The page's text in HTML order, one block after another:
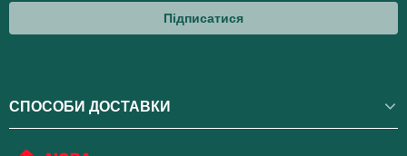
Підписатися
СПОСОБИ ДОСТАВКИ